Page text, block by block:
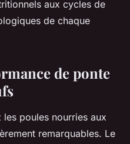
aux cycles de
de chaque
de ponte
poules nourries aux
remarquables. Le